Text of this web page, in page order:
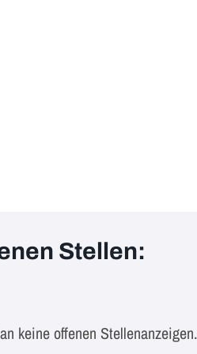
Stellen:
keine offenen Stellenanzeigen.